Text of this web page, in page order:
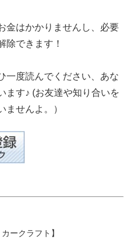
金はかかりませんし、必要
除できます！
一度読んでください、あな
ます♪ (お友達や知り合いを
ませんよ。）
ークラフト】